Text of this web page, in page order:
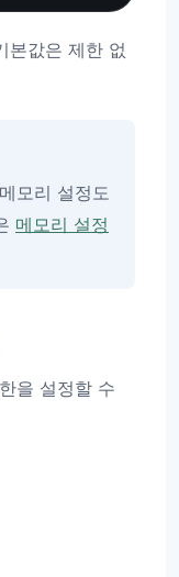
본값은 제한 없
모리 설정도
메모리 설정
을 설정할 수